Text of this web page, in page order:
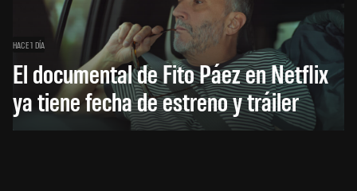
HACE 1 DÍA
El documental de Fito Páez en Netflix
ya tiene fecha de estreno y tráiler